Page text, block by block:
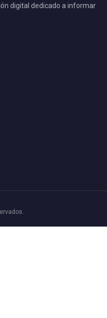
digital dedicado a informar